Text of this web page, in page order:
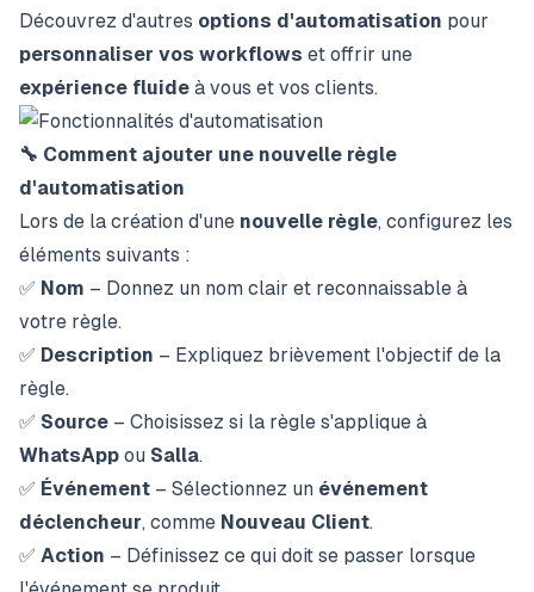
Découvrez d'autres options d'automatisation pour
personnaliser vos workflows et offrir une
expérience fluide à vous et vos clients.
🔧 Comment ajouter une nouvelle règle
d'automatisation
Lors de la création d'une nouvelle règle, configurez les
éléments suivants :
✅ Nom – Donnez un nom clair et reconnaissable à
votre règle.
✅ Description – Expliquez brièvement l'objectif de la
règle.
✅ Source – Choisissez si la règle s'applique à
WhatsApp ou Salla.
✅ Événement – Sélectionnez un événement
déclencheur, comme Nouveau Client.
✅ Action – Définissez ce qui doit se passer lorsque